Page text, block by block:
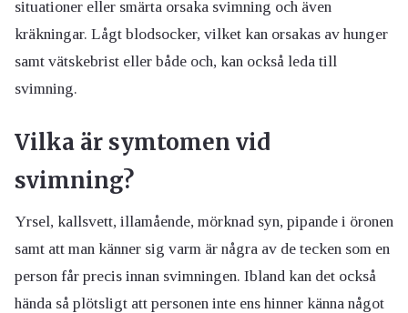
situationer eller smärta orsaka svimning och även
kräkningar. Lågt blodsocker, vilket kan orsakas av hunger
samt vätskebrist eller både och, kan också leda till
svimning.
Vilka är symtomen vid
svimning?
Yrsel, kallsvett, illamående, mörknad syn, pipande i öronen
samt att man känner sig varm är några av de tecken som en
person får precis innan svimningen. Ibland kan det också
hända så plötsligt att personen inte ens hinner känna något